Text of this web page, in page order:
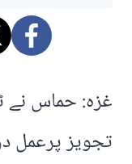
غزہ: حماس نے
تجویز پرعمل